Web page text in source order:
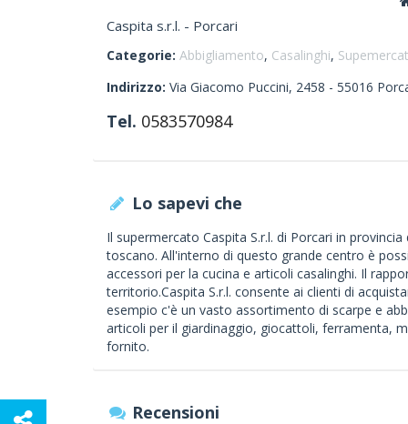
Caspita s.r.l. - Porcari
Categorie: Abbigliamento, Casalinghi,
Indirizzo: Via Giacomo Puccini, 2458 - 55016
Tel. 0583570984
Lo sapevi che
Il supermercato Caspita S.r.l. di Porcari in
toscano. All'interno di questo grande centro è
accessori per la cucina e articoli casalinghi. Il
territorio.Caspita S.r.l. consente ai clienti di
esempio c'è un vasto assortimento di scarpe e
articoli per il giardinaggio, giocattoli, ferramenta,
fornito.
Recensioni